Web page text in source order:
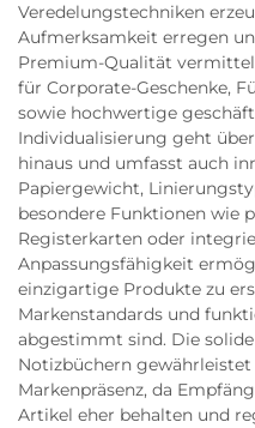
Veredelungstechniken
Aufmerksamkeit erregen
Premium-Qualität
für Corporate-Geschenke,
sowie hochwertige
Individualisierung geht
hinaus und umfasst auch
Papiergewicht,
besondere Funktionen wie
Registerkarten oder
Anpassungsfähigkeit
einzigartige Produkte zu
Markenstandards und
abgestimmt sind. Die
Notizbüchern
Markenpräsenz, da
Artikel eher behalten und